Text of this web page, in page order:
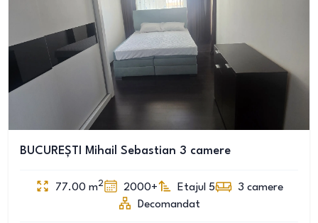
BUCUREȘTI Mihail Sebastian 3 camere
77.00 m2 2000+ Etajul 5 3 camere
Decomandat